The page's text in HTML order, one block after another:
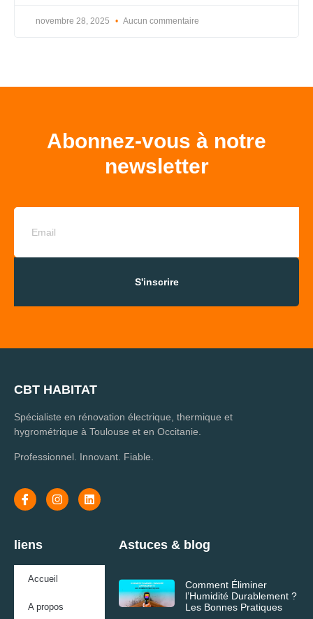
novembre 28, 2025 Aucun commentaire
Abonnez-vous à notre
newsletter
S'inscrire
CBT HABITAT
Spécialiste en rénovation électrique, thermique et
hygrométrique à Toulouse et en Occitanie.
Professionnel. Innovant. Fiable.
liens
Accueil
A propos
Astuces & blog
Comment Éliminer
l’Humidité Durablement ?
Les Bonnes Pratiques